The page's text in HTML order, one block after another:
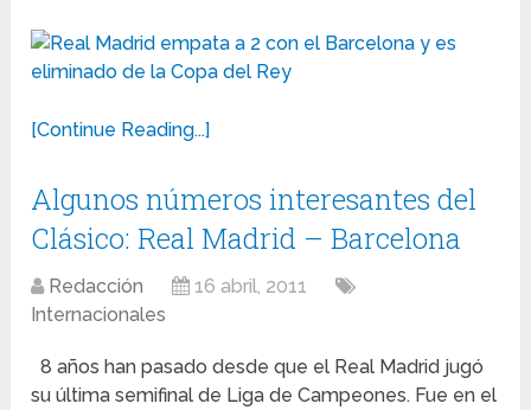
[Continue Reading...]
Algunos números interesantes del
Clásico: Real Madrid – Barcelona
Redacción
16 abril, 2011
Internacionales
8 años han pasado desde que el Real Madrid jugó
su última semifinal de Liga de Campeones. Fue en el